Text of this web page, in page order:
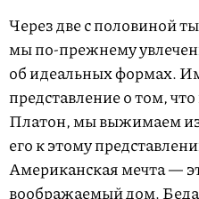
Через две с половиной
мы по-прежнему
об идеальных формах.
представление о том,
Платон, мы выжимаем
его к этому
Американская мечта —
воображаемый дом.